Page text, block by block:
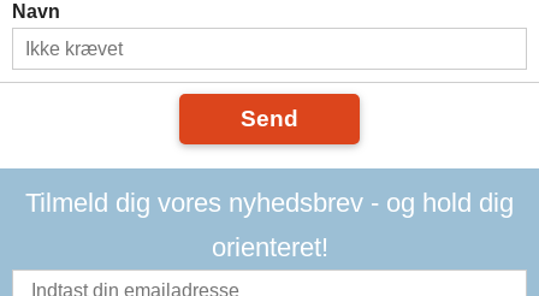
Navn
Send
Tilmeld dig vores nyhedsbrev - og hold dig
orienteret!